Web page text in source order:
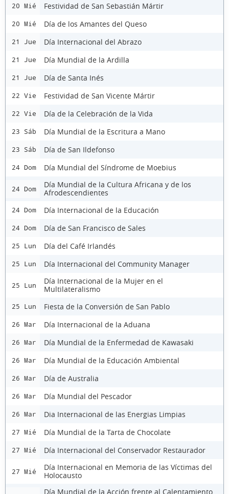
20 Mié Festividad de San Sebastián Mártir
20 Mié Día de los Amantes del Queso
21 Jue Día Internacional del Abrazo
21 Jue Día Mundial de la Ardilla
21 Jue Día de Santa Inés
22 Vie Festividad de San Vicente Mártir
22 Vie Día de la Celebración de la Vida
23 Sáb Día Mundial de la Escritura a Mano
23 Sáb Día de San Ildefonso
24 Dom Día Mundial del Síndrome de Moebius
24 Dom
Día Mundial de la Cultura Africana y de los
Afrodescendientes
24 Dom Día Internacional de la Educación
24 Dom Día de San Francisco de Sales
25 Lun Día del Café Irlandés
25 Lun Día Internacional del Community Manager
25 Lun
Día Internacional de la Mujer en el
Multilateralismo
25 Lun Fiesta de la Conversión de San Pablo
26 Mar Día Internacional de la Aduana
26 Mar Día Mundial de la Enfermedad de Kawasaki
26 Mar Día Mundial de la Educación Ambiental
26 Mar Día de Australia
26 Mar Día Mundial del Pescador
26 Mar Dia Internacional de las Energias Limpias
27 Mié Día Mundial de la Tarta de Chocolate
27 Mié Día Internacional del Conservador Restaurador
27 Mié
Día Internacional en Memoria de las Víctimas del
Holocausto
Día Mundial de la Acción frente al Calentamiento